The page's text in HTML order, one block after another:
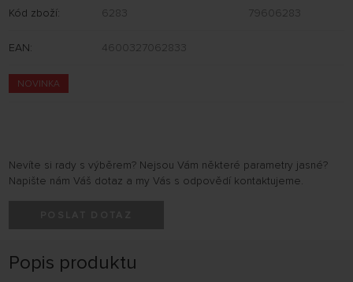
Kód zboží: 6283 79606283
EAN: 4600327062833
NOVINKA
Nevíte si rady s výběrem? Nejsou Vám některé parametry jasné?
Napište nám Váš dotaz a my Vás s odpovědí kontaktujeme.
Popis produktu